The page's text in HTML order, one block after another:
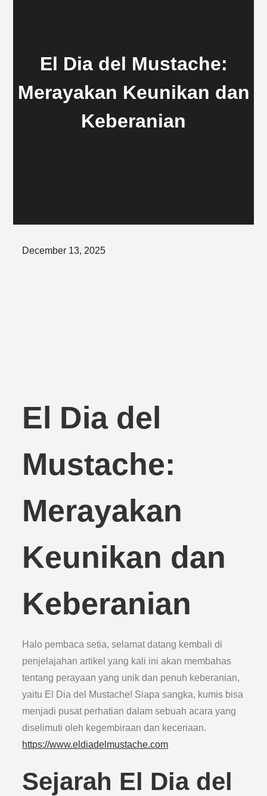
El Dia del Mustache:
Merayakan Keunikan dan
Keberanian
Posted
December 13, 2025
El Dia del
Mustache:
Merayakan
Keunikan dan
Keberanian
Halo pembaca setia, selamat datang kembali di
penjelajahan artikel yang kali ini akan membahas
tentang perayaan yang unik dan penuh keberanian,
yaitu El Dia del Mustache! Siapa sangka, kumis bisa
menjadi pusat perhatian dalam sebuah acara yang
diselimuti oleh kegembiraan dan keceriaan.
https://www.eldiadelmustache.com
Sejarah El Dia del